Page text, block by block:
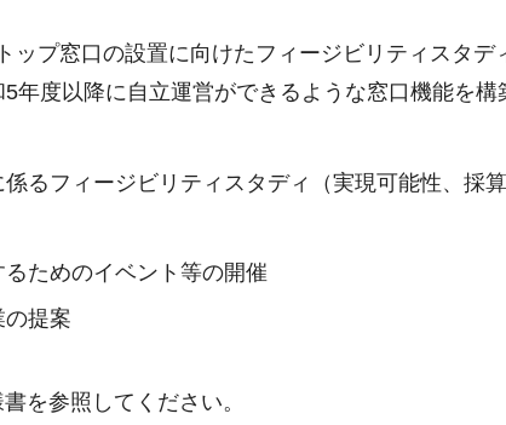
ップ窓口の設置に向けたフィージビリティスタデ
年度以降に自立運営ができるような窓口機能を構
るフィージビリティスタディ（実現可能性、採
るためのイベント等の開催
の提案
を参照してください。